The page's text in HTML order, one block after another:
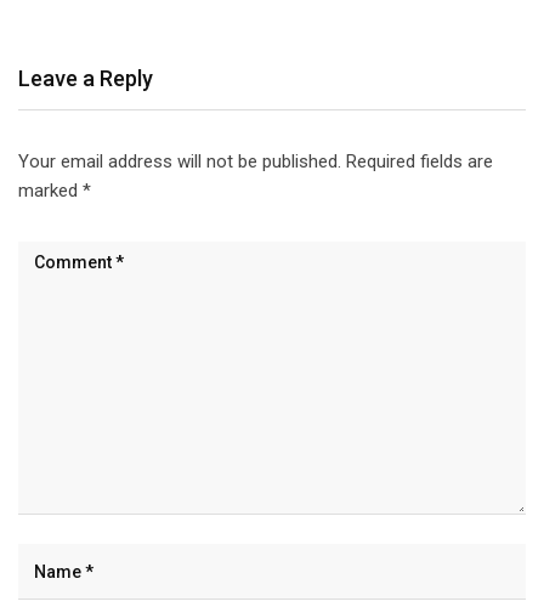
Leave a Reply
Your email address will not be published. Required fields are
marked *